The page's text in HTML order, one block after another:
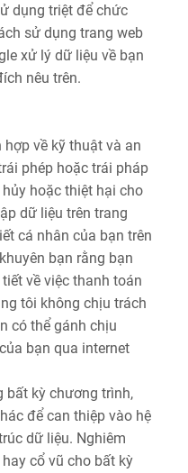
dụng triệt để chức
sử dụng trang web
xử lý dữ liệu về bạn
nêu trên.
về kỹ thuật và an
phép hoặc trái pháp
hoặc thiệt hại cho
dữ liệu trên trang
cá nhân của bạn trên
bạn rằng bạn
về việc thanh toán
tôi không chịu trách
có thể gánh chịu
bạn qua internet
bất kỳ chương trình,
để can thiệp vào hệ
dữ liệu. Nghiêm
cổ vũ cho bất kỳ